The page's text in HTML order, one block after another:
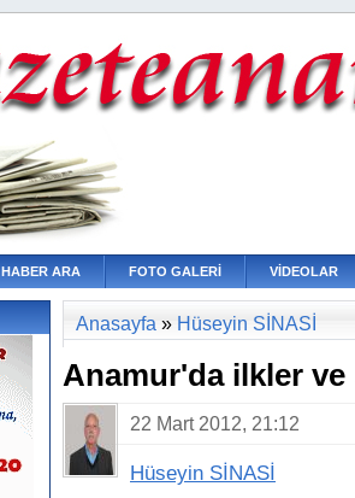
HABER ARA FOTO GALERİ VİDEOLAR
Anasayfa » Hüseyin SİNASİ
Anamur'da ilkler ve
22 Mart 2012, 21:12
Hüseyin SİNASİ